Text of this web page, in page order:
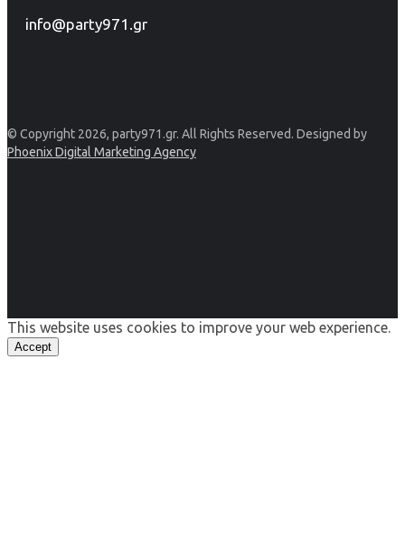
info@party971.gr
© Copyright 2026, party971.gr. All Rights Reserved. Designed by
Phoenix Digital Marketing Agency
This website uses cookies to improve your web experience.
Accept